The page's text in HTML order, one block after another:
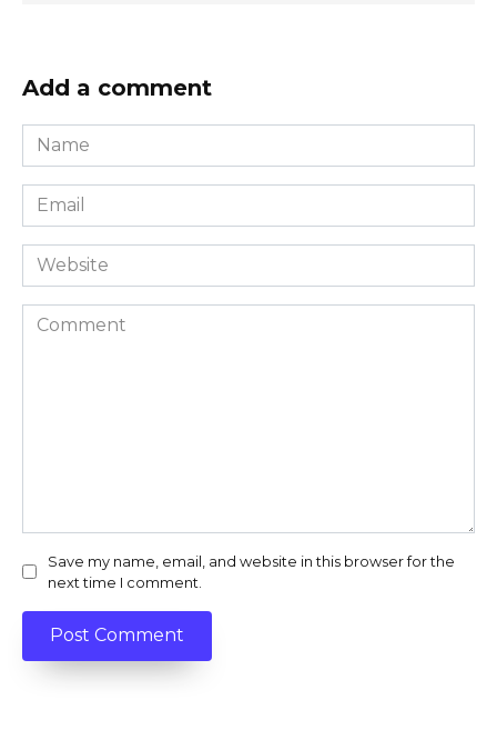
Add a comment
Name
*
Email
*
Website
Comment
Save my name, email, and website in this browser for the
next time I comment.